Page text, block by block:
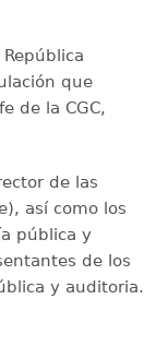
que
de la CGC,
de las
así como los
pública y
de los
y auditoria.